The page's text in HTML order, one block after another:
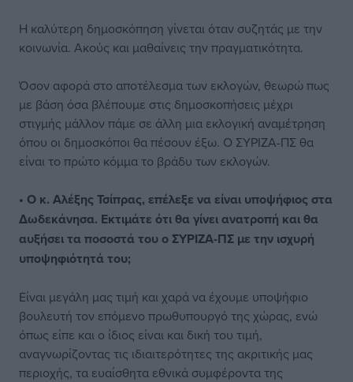
Η καλύτερη δημοσκόπηση γίνεται όταν συζητάς με την
κοινωνία. Ακούς και μαθαίνεις την πραγματικότητα.
Όσον αφορά στο αποτέλεσμα των εκλογών, θεωρώ πως
με βάση όσα βλέπουμε στις δημοσκοπήσεις μέχρι
στιγμής μάλλον πάμε σε άλλη μια εκλογική αναμέτρηση
όπου οι δημοσκόποι θα πέσουν έξω. Ο ΣΥΡΙΖΑ-ΠΣ θα
είναι το πρώτο κόμμα το βράδυ των εκλογών.
• Ο κ. Αλέξης Τσίπρας, επέλεξε να είναι υποψήφιος στα
Δωδεκάνησα. Εκτιμάτε ότι θα γίνει ανατροπή και θα
αυξήσει τα ποσοστά του ο ΣΥΡΙΖΑ-ΠΣ με την ισχυρή
υποψηφιότητά του;
Είναι μεγάλη μας τιμή και χαρά να έχουμε υποψήφιο
βουλευτή τον επόμενο πρωθυπουργό της χώρας, ενώ
όπως είπε και ο ίδιος είναι και δική του τιμή,
αναγνωρίζοντας τις ιδιαιτερότητες της ακριτικής μας
περιοχής, τα ευαίσθητα εθνικά συμφέροντα της